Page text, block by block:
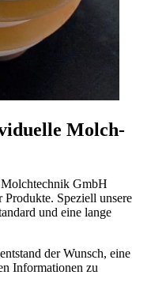
Molch-
Molchtechnik GmbH
Speziell unsere
und eine lange
der Wunsch, eine
Informationen zu